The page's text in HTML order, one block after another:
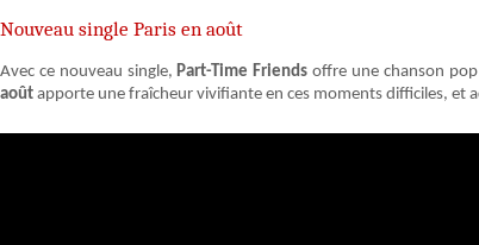
Nouveau single Paris en août
Avec ce nouveau single, Part-Time Friends offre une chanson
août apporte une fraîcheur vivifiante en ces moments difficiles, et